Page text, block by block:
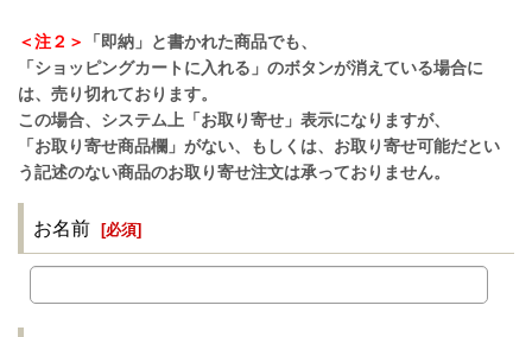
＜注２＞
「即納」と書かれた商品でも、
「ショッピングカートに入れる」のボタンが消えている場合に
は、売り切れております。
この場合、システム上「お取り寄せ」表示になりますが、
「お取り寄せ商品欄」がない、もしくは、お取り寄せ可能だとい
う記述のない商品のお取り寄せ注文は承っておりません。
お名前 [必須]